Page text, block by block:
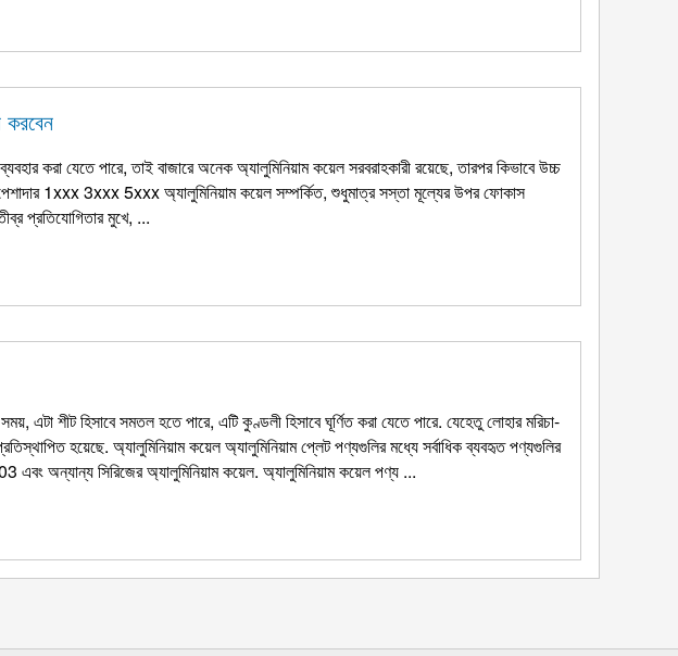
করবেন
করা যেতে পারে, তাই বাজারে অনেক অ্যালুমিনিয়াম কয়েল সরবরাহকারী রয়েছে, তারপর কিভাবে উচ্চ
1xxx 3xxx 5xxx অ্যালুমিনিয়াম কয়েল সম্পর্কিত, শুধুমাত্র সস্তা মূল্যের উপর ফোকাস
প্রতিযোগিতার মুখে, ...
এটা শীট হিসাবে সমতল হতে পারে, এটি কুণ্ডলী হিসাবে ঘূর্ণিত করা যেতে পারে. যেহেতু লোহার মরিচা-
হয়েছে. অ্যালুমিনিয়াম কয়েল অ্যালুমিনিয়াম প্লেট পণ্যগুলির মধ্যে সর্বাধিক ব্যবহৃত পণ্যগুলির
অন্যান্য সিরিজের অ্যালুমিনিয়াম কয়েল. অ্যালুমিনিয়াম কয়েল পণ্য ...